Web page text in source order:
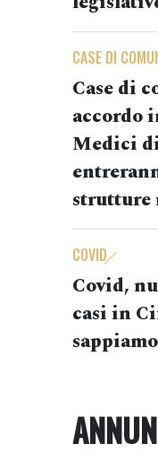
CASE DI
Case di
accordo
Medici
strutture
COVID
Covid,
casi in
sappiamo